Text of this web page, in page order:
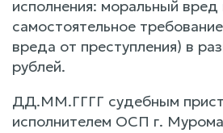
исполнения: моральный вред
самостоятельное
вреда от преступления) в
рублей.
ДД.ММ.ГГГГ судебным
исполнителем ОСП г.